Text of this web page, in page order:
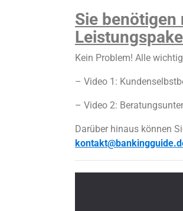
Sie
Kein Problem! Alle
– Video 1:
– Video 2:
Darüber hinaus können